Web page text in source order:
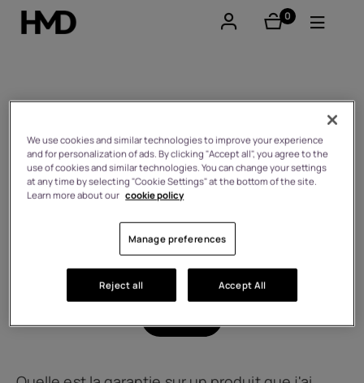
0
éléments
Smartphones
Téléphones classiques
Accessoires
FAQ
produits/commandes/boutique en ligne
Paiements Retours Livraison
We use cookies and similar technologies to improve your experience
and for personalization of ads. By clicking "Accept all", you agree to the
use of cookies and similar technologies. You can change your settings
at any time by selecting "Cookie Settings" at the bottom of the site.
Learn more about our cookie policy
Manage preferences
Reject all Accept All